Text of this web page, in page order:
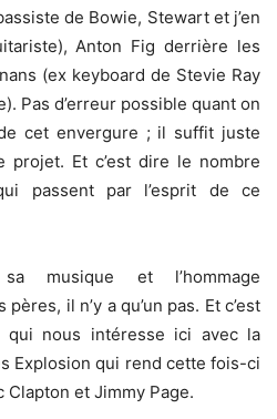
de Bowie, Stewart et j’en
Anton Fig derrière les
(ex keyboard de Stevie Ray
Pas d’erreur possible quant on
cet envergure ; il suffit juste
projet. Et c’est dire le nombre
passent par l’esprit de ce
musique et l’hommage
il n’y a qu’un pas. Et c’est
qui nous intéresse ici avec la
Explosion qui rend cette fois-ci
Clapton et Jimmy Page.